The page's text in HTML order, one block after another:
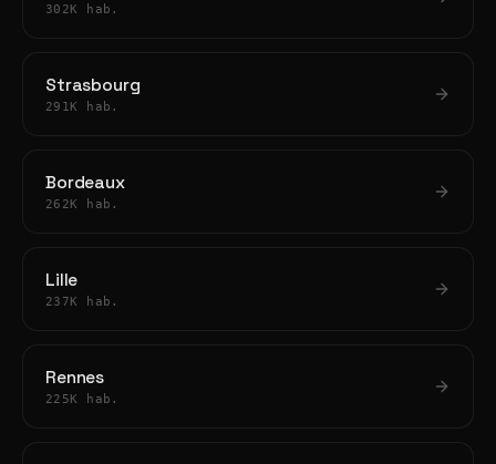
302K hab.
Strasbourg
291K hab.
Bordeaux
262K hab.
Lille
237K hab.
Rennes
225K hab.